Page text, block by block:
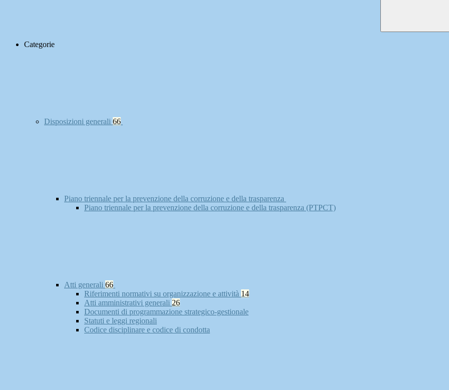
Categorie
Disposizioni generali 66
Piano triennale per la prevenzione della corruzione e della trasparenza
Piano triennale per la prevenzione della corruzione e della trasparenza (PTPCT)
Atti generali 66
Riferimenti normativi su organizzazione e attività 14
Atti amministrativi generali 26
Documenti di programmazione strategico-gestionale
Statuti e leggi regionali
Codice disciplinare e codice di condotta